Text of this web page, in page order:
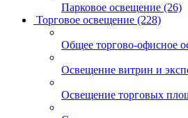
Парковое освещение (26)
Торговое освещение (228)
Общее торгово-офисное
Освещение витрин и
Освещение торговых